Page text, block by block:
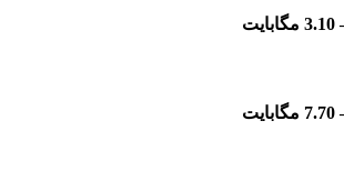
3.10 مگابایت
7.70 مگابایت